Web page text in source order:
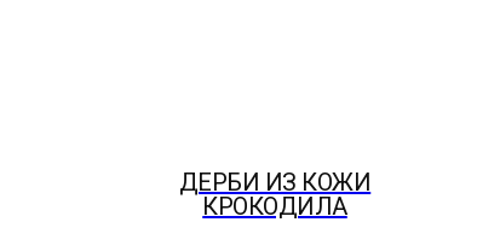
ДЕРБИ ИЗ КОЖИ
КРОКОДИЛА